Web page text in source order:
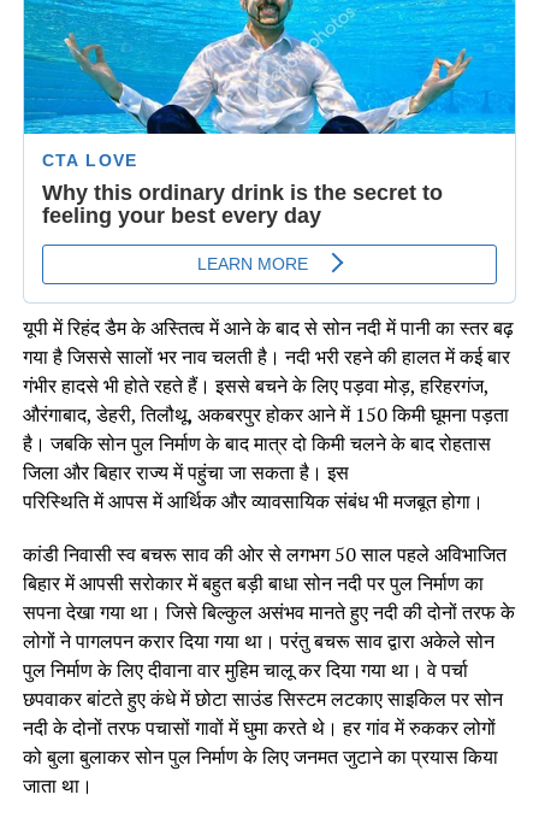
यूपी में रिहंद डैम के अस्तित्व में आने के बाद से सोन नदी में पानी का स्तर बढ़
गया है जिससे सालों भर नाव चलती है। नदी भरी रहने की हालत में कई बार
गंभीर हादसे भी होते रहते हैं। इससे बचने के लिए पड़वा मोड़, हरिहरगंज,
औरंगाबाद, डेहरी, तिलौथू, अकबरपुर होकर आने में 150 किमी घूमना पड़ता
है। जबकि सोन पुल निर्माण के बाद मात्र दो किमी चलने के बाद रोहतास
जिला और बिहार राज्य में पहुंचा जा सकता है। इस
परिस्थिति में आपस में आर्थिक और व्यावसायिक संबंध भी मजबूत होगा।
कांडी निवासी स्व बचरू साव की ओर से लगभग 50 साल पहले अविभाजित
बिहार में आपसी सरोकार में बहुत बड़ी बाधा सोन नदी पर पुल निर्माण का
सपना देखा गया था। जिसे बिल्कुल असंभव मानते हुए नदी की दोनों तरफ के
लोगों ने पागलपन करार दिया गया था। परंतु बचरू साव द्वारा अकेले सोन
पुल निर्माण के लिए दीवाना वार मुहिम चालू कर दिया गया था। वे पर्चा
छपवाकर बांटते हुए कंधे में छोटा साउंड सिस्टम लटकाए साइकिल पर सोन
नदी के दोनों तरफ पचासों गावों में घुमा करते थे। हर गांव में रुककर लोगों
को बुला बुलाकर सोन पुल निर्माण के लिए जनमत जुटाने का प्रयास किया
जाता था।